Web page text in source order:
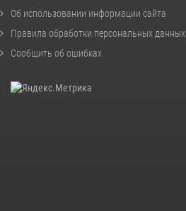
Об использовании информации сайта
Правила обработки персональных данных
Сообщить об ошибках